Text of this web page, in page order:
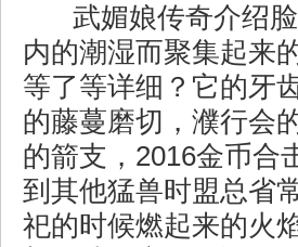
武媚娘传奇介绍
内的潮湿而聚集起来
等了等详细？它的牙
的藤蔓磨切，濮行会
的箭支，2016金币合
到其他猛兽时盟总省
祀的时候燃起来的火